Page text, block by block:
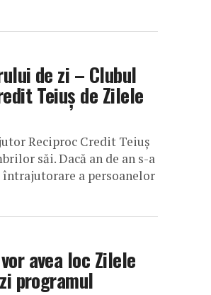
de zi – Clubul
Teiuş de Zilele
Reciproc Credit Teiuş
săi. Dacă an de an s-a
a persoanelor
avea loc Zilele
programul